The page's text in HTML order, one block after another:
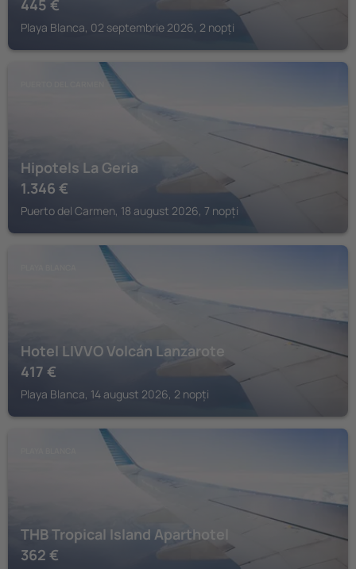
445 €
Playa Blanca, 02 septembrie 2026, 2 nopți
Hipotels La Geria
1.346 €
Puerto del Carmen, 18 august 2026, 7 nopți
Hotel LIVVO Volcán Lanzarote
417 €
Playa Blanca, 14 august 2026, 2 nopți
THB Tropical Island Aparthotel
362 €